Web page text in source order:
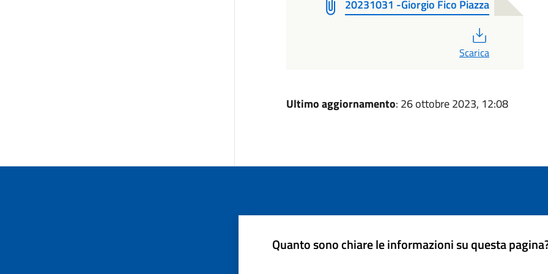
20231031 -Giorgio Fico Piazza
Scarica
Ultimo aggiornamento: 26 ottobre 2023, 12:08
Quanto sono chiare le informazioni su questa